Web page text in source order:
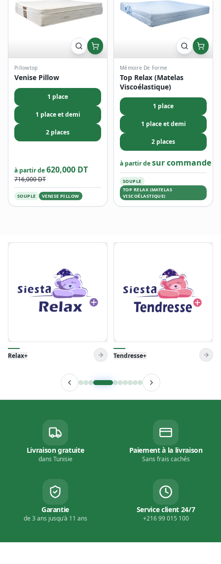
Pillowtop
Venise Pillow
1 place
1 place et demi
2 places
à partir de620,000 DT
716,000 DT
SOUPLE VENISE PILLOW
Mémoire De Forme
Top Relax (Matelas
Viscoélastique)
1 place
1 place et demi
2 places
à partir desur commande
SOUPLE
TOP RELAX (MATELAS
VISCOÉLASTIQUE)
Tendresse+ Venise Pillow
Livraison gratuite
dans Tunisie
Paiement à la livraison
Sans frais cachés
Garantie
de 3 ans jusqu'à 11 ans
Service client 24/7
+216 99 015 100